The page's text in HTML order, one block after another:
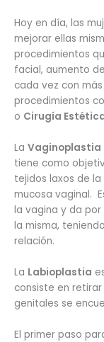
Hoy en día, las
mejorar ellas
procedimientos
facial, aumento
cada vez con
procedimientos
o Cirugía
La Vaginoplastia
tiene como
tejidos laxos de
mucosa vaginal.
la vagina y da
la misma,
relación.
La Labioplastia
consiste en
genitales se
El primer paso